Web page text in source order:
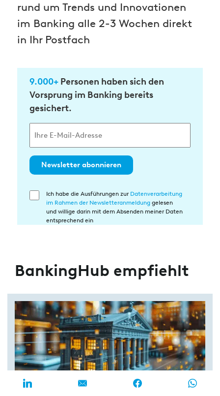
rund um Trends und Innovationen
im Banking alle 2-3 Wochen direkt
in Ihr Postfach
9.000+ Personen haben sich den
Vorsprung im Banking bereits
gesichert.
Newsletter abonnieren
Einwilligung
Ich habe die Ausführungen zur Datenverarbeitung
im Rahmen der Newsletteranmeldung gelesen
und willige darin mit dem Absenden meiner Daten
entsprechend ein
BankingHub empfiehlt